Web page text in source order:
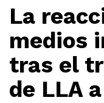
La
medios
tras el
de LLA